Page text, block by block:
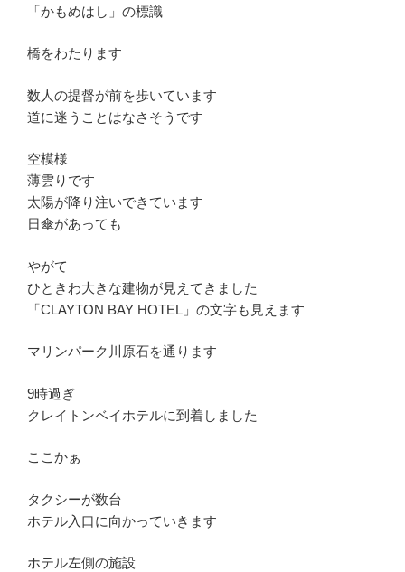
「かもめはし」の標識
橋をわたります
数人の提督が前を歩いています
道に迷うことはなさそうです
空模様
薄雲りです
太陽が降り注いできています
日傘があっても
やがて
ひときわ大きな建物が見えてきました
「CLAYTON BAY HOTEL」の文字も見えます
マリンパーク川原石を通ります
9時過ぎ
クレイトンベイホテルに到着しました
ここかぁ
タクシーが数台
ホテル入口に向かっていきます
ホテル左側の施設